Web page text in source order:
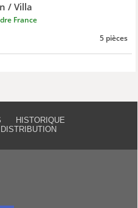
/ Villa
France
5 pièces
HISTORIQUE
DISTRIBUTION